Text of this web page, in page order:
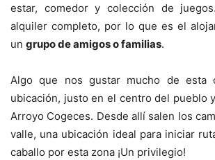
estar, comedor y colección de
alquiler completo, por lo que es el
un grupo de amigos o familias.
Algo que nos gustar mucho de esta
ubicación, justo en el centro del pueblo
Arroyo Cogeces. Desde allí salen los
valle, una ubicación ideal para iniciar
caballo por esta zona ¡Un privilegio!